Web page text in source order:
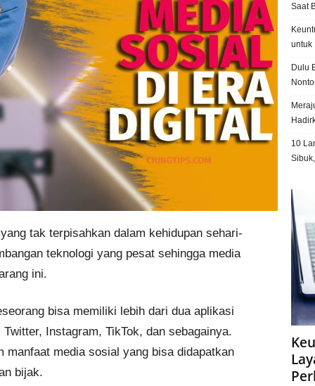
tak terpisahkan dalam kehidupan sehari-
teknologi yang pesat sehingga media
ini.
bisa memiliki lebih dari dua aplikasi
Instagram, TikTok, dan sebagainya.
manfaat media sosial yang bisa didapatkan
bijak.
Saat
untuk
Dulu
10